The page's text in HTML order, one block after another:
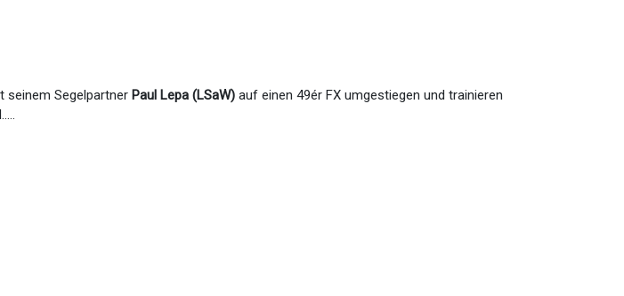
seinem Segelpartner Paul Lepa (LSaW) auf einen 49ér FX umgestiegen und trainieren